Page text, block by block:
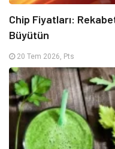
Chip Fiyatları:
Büyütün
20 Tem 2026, Pts